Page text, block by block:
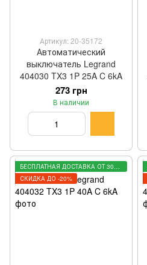
Артикул: 20-35172
Автоматический
выключатель Legrand
404030 TX3 1P 25A C 6kA
273 грн
В наличии
БЕСПЛАТНАЯ ДОСТАВКА ОТ 3000 ГРН
СКИДКА ДО -20%